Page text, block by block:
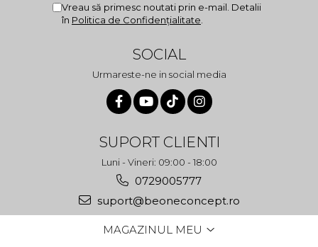
Vreau să primesc noutati prin e-mail. Detalii
în Politica de Confidențialitate
SOCIAL
Urmareste-ne in social media
SUPORT CLIENTI
Luni - Vineri: 09:00 - 18:00
0729005777
suport@beoneconcept.ro
MAGAZINUL MEU